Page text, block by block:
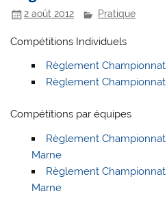
2 août 2012 Pratique
Compétitions Individuels
Règlement
Règlement
Compétitions par équipes
Règlement
Marne
Règlement
Marne